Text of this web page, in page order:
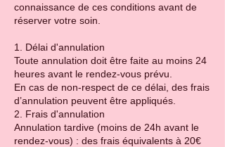
connaissance de ces conditions avant de
réserver votre soin.
1. Délai d'annulation
Toute annulation doit être faite au moins 24
heures avant le rendez-vous prévu.
En cas de non-respect de ce délai, des frais
d’annulation peuvent être appliqués.
2. Frais d'annulation
Annulation tardive (moins de 24h avant le
rendez-vous) : des frais équivalents à 20€